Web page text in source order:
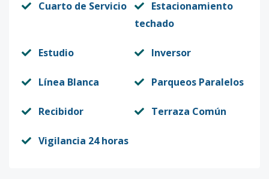
Cuarto de Servicio
Estacionamiento
techado
Estudio Inversor
Línea Blanca Parqueos Paralelos
Recibidor Terraza Común
Vigilancia 24 horas